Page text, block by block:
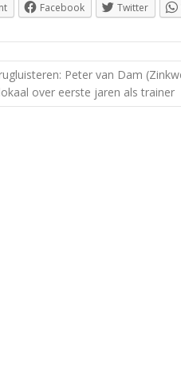
Facebook Twitter
Peter van Dam
over eerste jaren als trainer